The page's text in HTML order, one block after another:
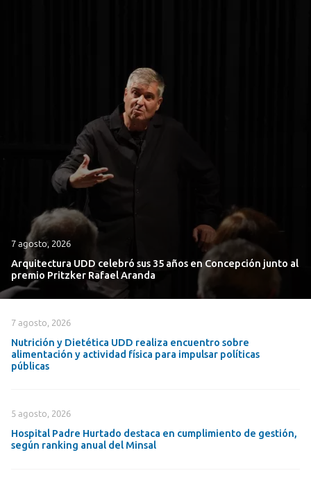
7 agosto, 2026
Arquitectura UDD celebró sus 35 años en Concepción junto al
premio Pritzker Rafael Aranda
7 agosto, 2026
Nutrición y Dietética UDD realiza encuentro sobre
alimentación y actividad física para impulsar políticas
públicas
5 agosto, 2026
Hospital Padre Hurtado destaca en cumplimiento de gestión,
según ranking anual del Minsal